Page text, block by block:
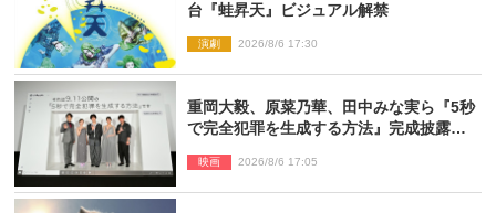
台『蛙昇天』ビジュアル解禁
演劇 2026/8/6 17:30
重岡大毅、原菜乃華、田中みな実ら『5秒
で完全犯罪を生成する方法』完成披露に
映画 2026/8/6 17:05